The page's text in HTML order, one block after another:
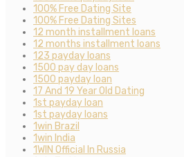
100% Free Dating Site
100% Free Dating Sites
12 month installment loans
12 months installment loans
123 payday loans
1500 pay day loans
1500 payday loan
17 And 19 Year Old Dating
1st payday loan
1st payday loans
1win Brazil
1win India
1WIN Official In Russia